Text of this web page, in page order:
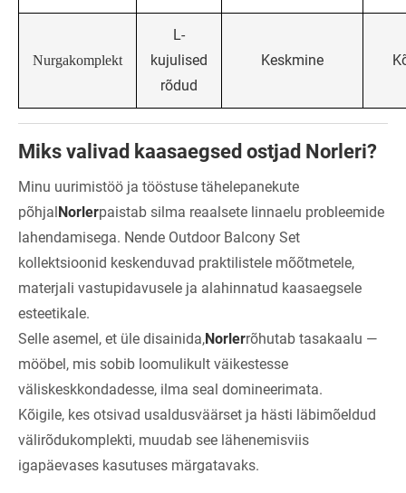
Nurgakomplekt
L-
kujulised
rõdud
Keskmine
Miks valivad kaasaegsed ostjad Norleri?
Minu uurimistöö ja tööstuse tähelepanekute
põhjalNorlerpaistab silma reaalsete linnaelu probleemide
lahendamisega. Nende Outdoor Balcony Set
kollektsioonid keskenduvad praktilistele mõõtmetele,
materjali vastupidavusele ja alahinnatud kaasaegsele
esteetikale.
Selle asemel, et üle disainida,Norlerrõhutab tasakaalu —
mööbel, mis sobib loomulikult väikestesse
väliskeskkondadesse, ilma seal domineerimata.
Kõigile, kes otsivad usaldusväärset ja hästi läbimõeldud
välirõdukomplekti, muudab see lähenemisviis
igapäevases kasutuses märgatavaks.